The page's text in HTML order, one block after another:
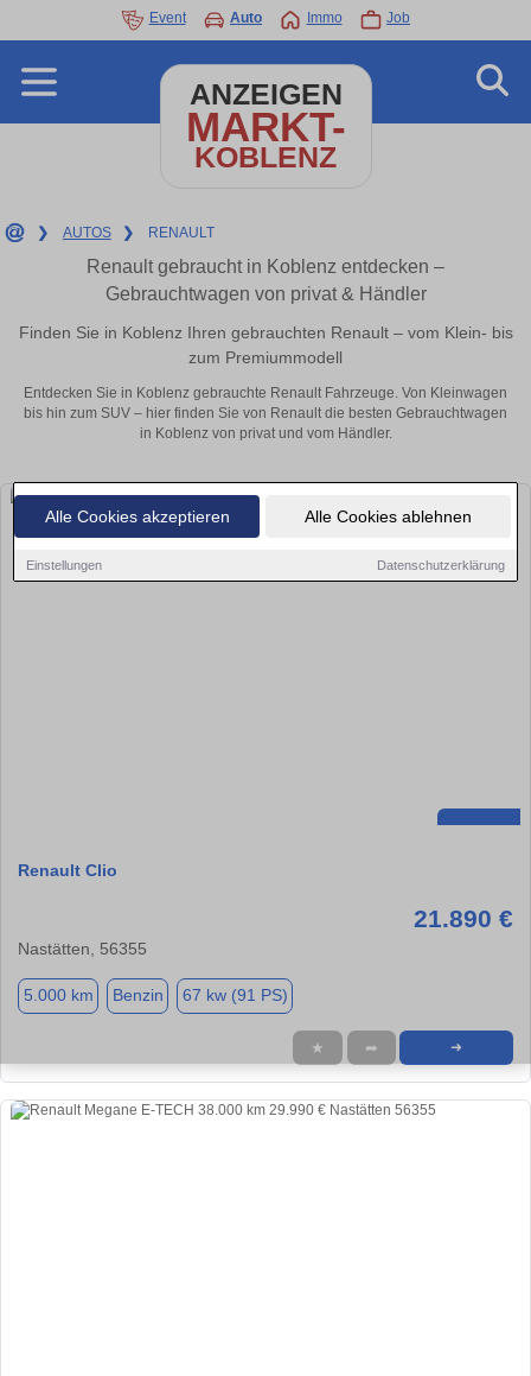
Alle Cookies akzeptieren Alle Cookies ablehnen
Einstellungen Datenschutzerklärung
Event Auto Immo Job
ANZEIGEN
MARKT-
KOBLENZ
❯ AUTOS ❯ RENAULT
Renault gebraucht in Koblenz entdecken –
Gebrauchtwagen von privat & Händler
Finden Sie in Koblenz Ihren gebrauchten Renault – vom Klein- bis
zum Premiummodell
Entdecken Sie in Koblenz gebrauchte Renault Fahrzeuge. Von Kleinwagen
bis hin zum SUV – hier finden Sie von Renault die besten Gebrauchtwagen
in Koblenz von privat und vom Händler.
Renault Clio
21.890 €
Nastätten, 56355
5.000 km Benzin 67 kw (91 PS)
★ ➦ ➜